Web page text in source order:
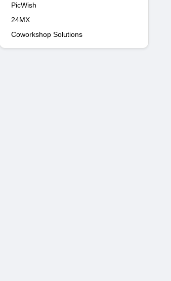
PicWish
24MX
Coworkshop Solutions